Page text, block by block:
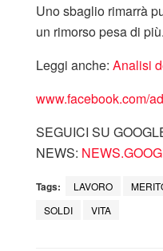
Uno sbaglio rimarrà
un rimorso pesa di più.
Leggi anche: Analisi
www.facebook.com/
SEGUICI SU
NEWS:
Tags: LAVORO
SOLDI
VITA